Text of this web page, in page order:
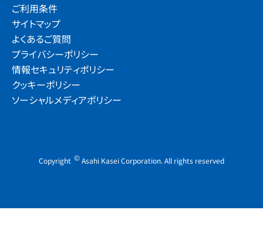
ご利用条件
サイトマップ
よくあるご質問
プライバシーポリシー
情報セキュリティポリシー
クッキーポリシー
ソーシャルメディアポリシー
Copyright ©Asahi Kasei Corporation. All rights reserved
We use cookies to improve your experience on our
website, to personalize content and ads, to provide
social media features and to analyze our traffic. We
share information about your use of our website with our
social media, advertising and analytics partners, who
may combine it with other information that you have
provided to them or that they have collected from your
our website. You can withdraw your consent at any time